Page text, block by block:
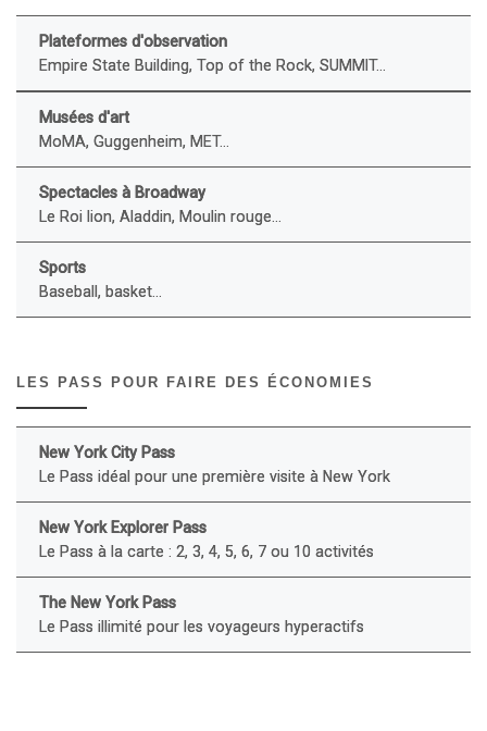
Plateformes d'observation
Empire State Building, Top of the Rock, SUMMIT...
Musées d'art
MoMA, Guggenheim, MET...
Spectacles à Broadway
Le Roi lion, Aladdin, Moulin rouge...
Sports
Baseball, basket...
LES PASS POUR FAIRE DES ÉCONOMIES
New York City Pass
Le Pass idéal pour une première visite à New York
New York Explorer Pass
Le Pass à la carte : 2, 3, 4, 5, 6, 7 ou 10 activités
The New York Pass
Le Pass illimité pour les voyageurs hyperactifs